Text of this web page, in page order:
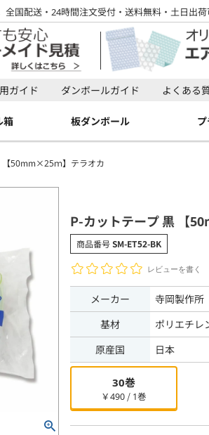
国配送・24時間注文受付・送料無料・土日出荷
ガイド ダンボールガイド よくある
箱 板ダンボール
【50mm×25ｍ】テラオカ
P-カットテープ 黒 【
商品番号SM-ET52-BK
レビューを書く
メーカー 寺岡製作所
基材
ポリエチレ
原産国
日本
30巻
￥490 / 1巻